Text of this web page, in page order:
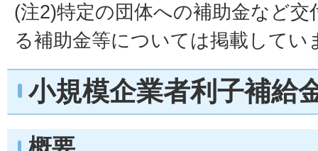
(注2)特定の団体への補助金など
る補助金等については掲載してい
小規模企業者利子補給